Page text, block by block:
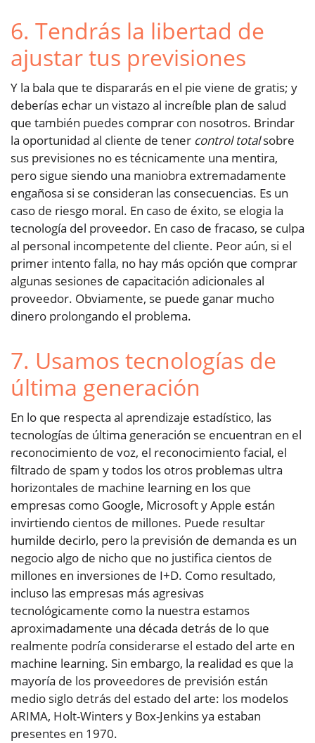
6. Tendrás la libertad de
ajustar tus previsiones
Y la bala que te dispararás en el pie viene de gratis; y
deberías echar un vistazo al increíble plan de salud
que también puedes comprar con nosotros. Brindar
la oportunidad al cliente de tener control totalsobre
sus previsiones no es técnicamente una mentira,
pero sigue siendo una maniobra extremadamente
engañosa si se consideran las consecuencias. Es un
caso de riesgo moral. En caso de éxito, se elogia la
tecnología del proveedor. En caso de fracaso, se culpa
al personal incompetente del cliente. Peor aún, si el
primer intento falla, no hay más opción que comprar
algunas sesiones de capacitación adicionales al
proveedor. Obviamente, se puede ganar mucho
dinero prolongando el problema.
7. Usamos tecnologías de
última generación
En lo que respecta al aprendizaje estadístico, las
tecnologías de última generación se encuentran en el
reconocimiento de voz, el reconocimiento facial, el
filtrado de spam y todos los otros problemas ultra
horizontales de machine learning en los que
empresas como Google, Microsoft y Apple están
invirtiendo cientos de millones. Puede resultar
humilde decirlo, pero la previsión de demanda es un
negocio algo de nicho que no justifica cientos de
millones en inversiones de I+D. Como resultado,
incluso las empresas más agresivas
tecnológicamente como la nuestra estamos
aproximadamente una década detrás de lo que
realmente podría considerarse el estado del arte en
machine learning. Sin embargo, la realidad es que la
mayoría de los proveedores de previsión están
medio siglo detrás del estado del arte: los modelos
ARIMA, Holt-Winters y Box-Jenkins ya estaban
presentes en 1970.